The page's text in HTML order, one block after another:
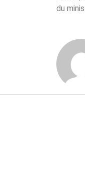
du